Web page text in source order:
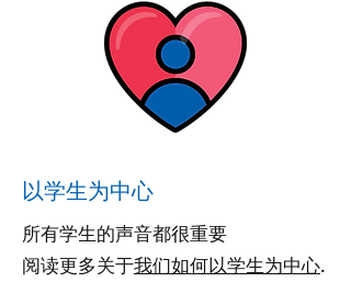
以学生为中心
所有学生的声音都很重要
阅读更多关于我们如何以学生为中心.